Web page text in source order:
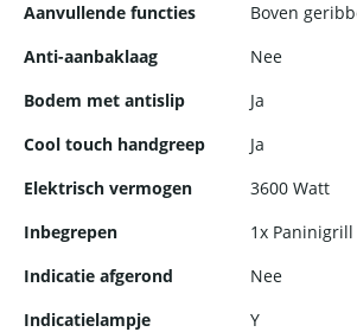
Aanvullende functies
Boven
Anti-aanbaklaag
Nee
Bodem met antislip
Ja
Cool touch handgreep
Ja
Elektrisch vermogen
3600 Watt
Inbegrepen
1x Paninigrill
Indicatie afgerond
Nee
Indicatielampje
Y